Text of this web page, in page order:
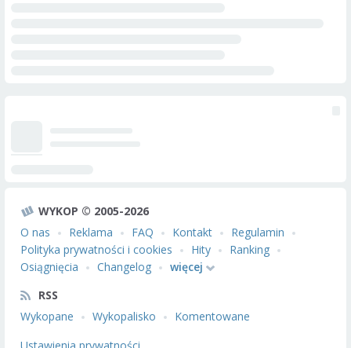
WYKOP © 2005-2026
O nas
Reklama FAQ Kontakt
Regulamin
Polityka prywatności i cookies
Hity
Ranking
Osiągnięcia
Changelog
więcej
RSS
Wykopane
Wykopalisko
Komentowane